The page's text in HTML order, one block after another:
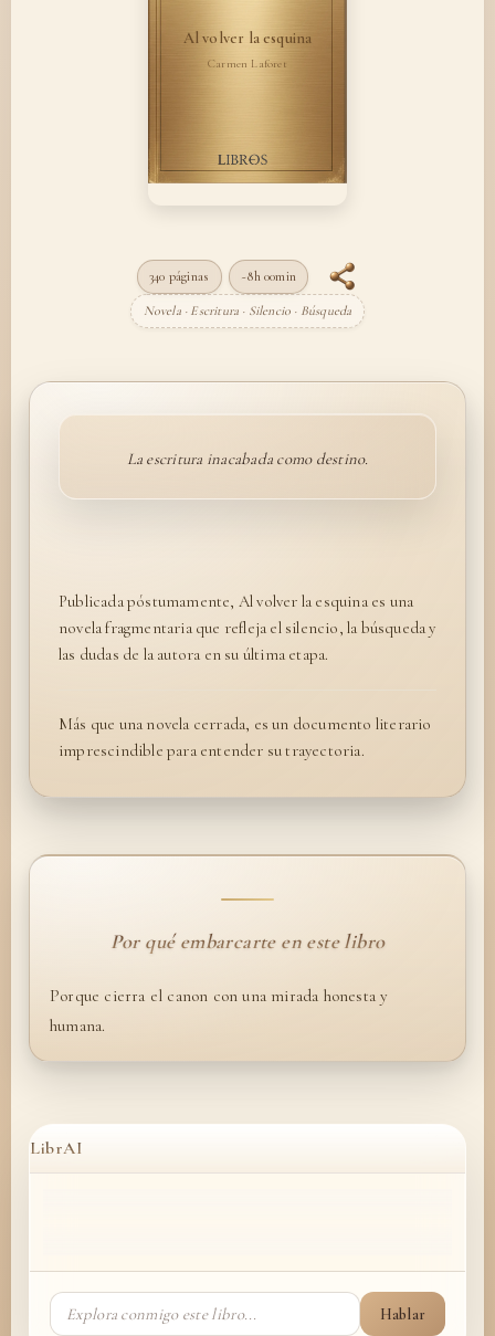
Al volver la esquina
Carmen Laforet
340 páginas ~8h 00min
Novela · Escritura · Silencio · Búsqueda
La escritura inacabada como destino.
Publicada póstumamente, Al volver la esquina es una
novela fragmentaria que refleja el silencio, la búsqueda y
las dudas de la autora en su última etapa.
Más que una novela cerrada, es un documento literario
imprescindible para entender su trayectoria.
Por qué embarcarte en este libro
Porque cierra el canon con una mirada honesta y
humana.
LibrAI
Hablar